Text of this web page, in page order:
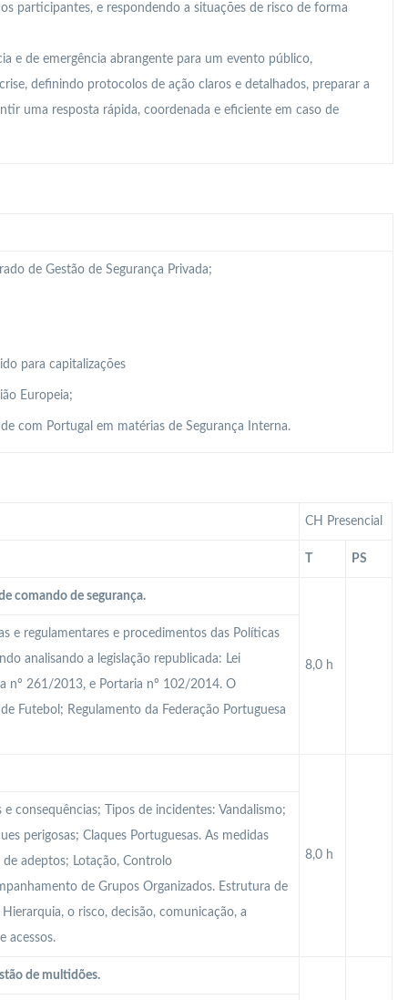
participantes, e respondendo a situações de risco de forma
e de emergência abrangente para um evento público,
definindo protocolos de ação claros e detalhados, preparar a
uma resposta rápida, coordenada e eficiente em caso de
de Gestão de Segurança Privada;
para capitalizações
Europeia;
com Portugal em matérias de Segurança Interna.
CH Presencial
PS
comando de segurança.
8,0 h
e regulamentares e procedimentos das Políticas
analisando a legislação republicada: Lei
nº 261/2013, e Portaria nº 102/2014. O
Futebol; Regulamento da Federação Portuguesa
8,0 h
consequências; Tipos de incidentes: Vandalismo;
perigosas; Claques Portuguesas. As medidas
adeptos; Lotação, Controlo
de Grupos Organizados. Estrutura de
o risco, decisão, comunicação, a
acessos.
de multidões.